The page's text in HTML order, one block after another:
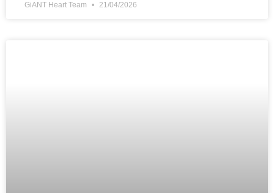
GiANT Heart Team 21/04/2026